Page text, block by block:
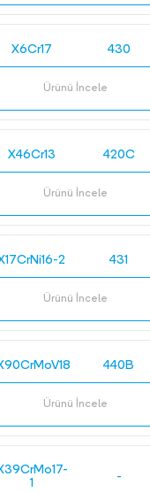
X6Cr17 430
Ürünü İncele
X46Cr13 420C
Ürünü İncele
2 431
Ürünü İncele
440B
Ürünü İncele
1
-